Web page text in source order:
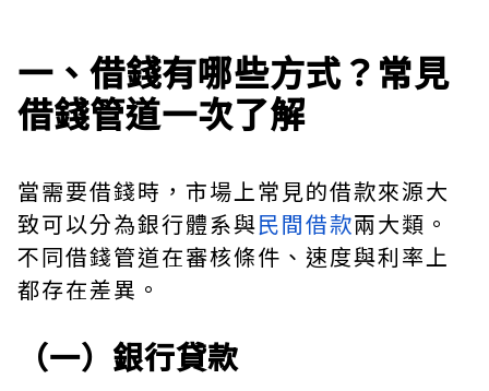
一、借錢有哪些方式？常見
借錢管道一次了解
當需要借錢時，市場上常見的借款來源大
致可以分為銀行體系與民間借款兩大類。
不同借錢管道在審核條件、速度與利率上
都存在差異。
（一）銀行貸款